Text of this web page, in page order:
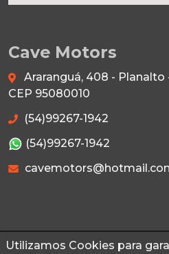
Utilizamos Cookies para
Cave Motors
Araranguá, 408 - Planalto
CEP 95080010
(54)99267-1942
(54)99267-1942